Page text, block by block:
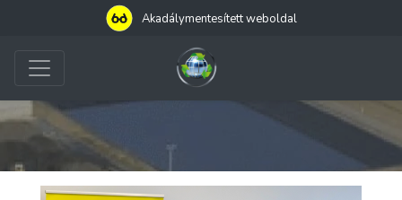
Akadálymentesített weboldal